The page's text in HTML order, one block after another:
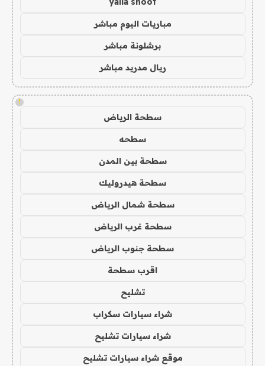
مباريات اليوم مباشر
برشلونة مباشر
ريال مدريد مباشر
!
سطحة الرياض
سطحه
سطحة بين المدن
سطحة هيدروليك
سطحة شمال الرياض
سطحة غرب الرياض
سطحة جنوب الرياض
اقرب سطحة
تشليح
شراء سيارات سكراب
شراء سيارات تشليح
موقع شراء سيارات تشليح